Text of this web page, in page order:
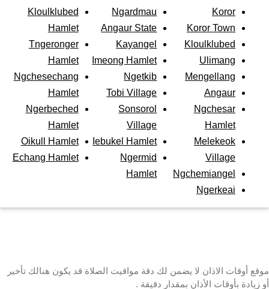
Koror
Koror Town
Kloulklubed
Ulimang
Mengellang
Angaur
Ngchesar
Hamlet
Melekeok
Village
Ngchemiangel
Ngerkeai
Ngardmau
Angaur State
Kayangel
Imeong Hamlet
Ngetkib
Tobi Village
Sonsorol
Village
Iebukel Hamlet
Ngermid
Hamlet
Kloulklubed
Hamlet
Tngeronger
Hamlet
Ngchesechang
Hamlet
Ngerbeched
Hamlet
Oikull Hamlet
Echang Hamlet
موقع أوقات الاذان لا يضمن لك دقة مواقيت الصلاة قد يكون هنالك تأخير
أو زيادة بأوقات الأذان بمقدار دقيقة .